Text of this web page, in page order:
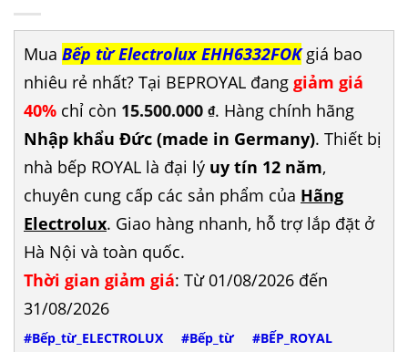
Mua Bếp từ Electrolux EHH6332FOKgiá bao
nhiêu rẻ nhất? Tại BEPROYAL đang giảm giá
40% chỉ còn 15.500.000 ₫. Hàng chính hãng
Nhập khẩu Đức (made in Germany). Thiết bị
nhà bếp ROYAL là đại lý uy tín 12 năm,
chuyên cung cấp các sản phẩm của Hãng
Electrolux. Giao hàng nhanh, hỗ trợ lắp đặt ở
Hà Nội và toàn quốc.
Thời gian giảm giá: Từ 01/08/2026 đến
31/08/2026
#Bếp_từ_ELECTROLUX #Bếp_từ #BẾP_ROYAL